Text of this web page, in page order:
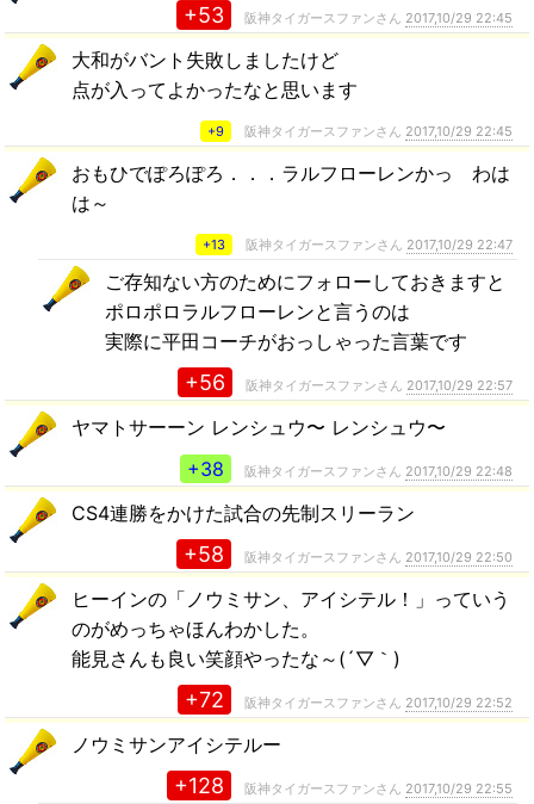
+53 阪神タイガースファンさん 2017,10/29 22:45
大和がバント失敗しましたけど
点が入ってよかったなと思います
+9 阪神タイガースファンさん 2017,10/29 22:45
おもひでぽろぽろ．．．ラルフローレンかっ わは
は～
+13 阪神タイガースファンさん 2017,10/29 22:47
ご存知ない方のためにフォローしておきますと
ポロポロラルフローレンと言うのは
実際に平田コーチがおっしゃった言葉です
+56 阪神タイガースファンさん 2017,10/29 22:57
ヤマトサーーン レンシュウ〜 レンシュウ〜
+38
阪神タイガースファンさん 2017,10/29 22:48
CS4連勝をかけた試合の先制スリーラン
+58 阪神タイガースファンさん 2017,10/29 22:50
ヒーインの「ノウミサン、アイシテル！」っていう
のがめっちゃほんわかした。
能見さんも良い笑顔やったな～(´▽｀)
+72 阪神タイガースファンさん 2017,10/29 22:52
ノウミサンアイシテルー
+128 阪神タイガースファンさん 2017,10/29 22:55